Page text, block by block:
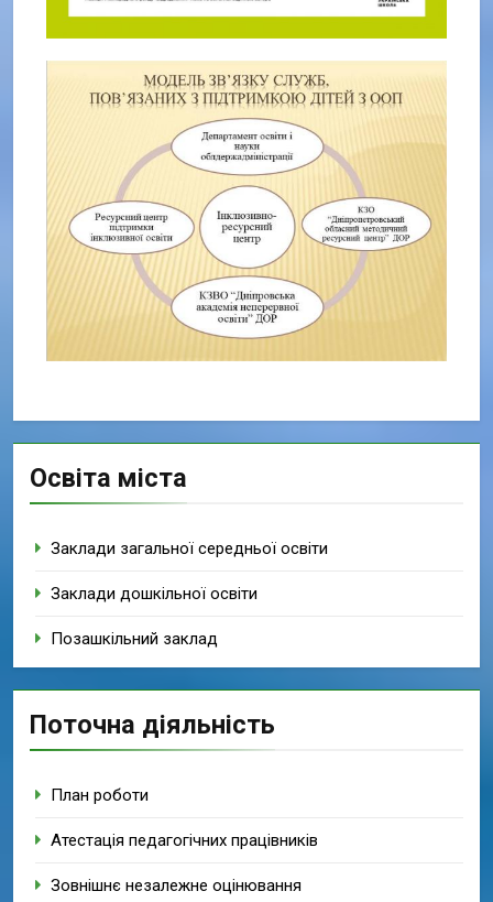
Освіта міста
Заклади загальної середньої освіти
Заклади дошкільної освіти
Позашкільний заклад
Поточна діяльність
План роботи
Атестація педагогічних працівників
Зовнішнє незалежне оцінювання